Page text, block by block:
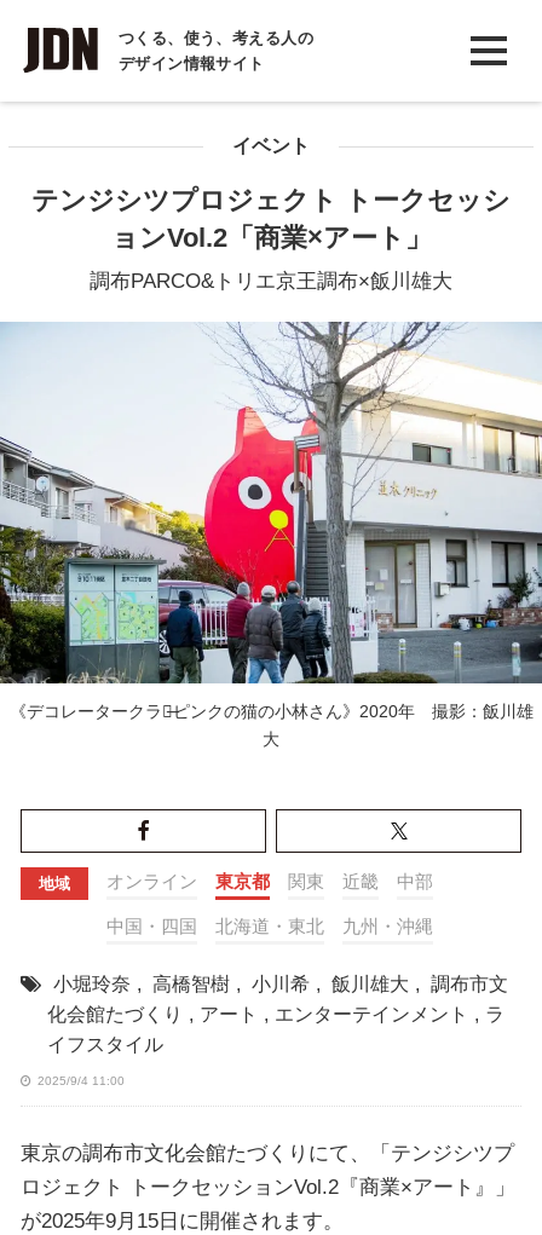
つくる、使う、考える人の
デザイン情報サイト
INTERVIEW
インタビュー
COLUMN
イベント
テンジシツプロジェクト トークセッシ
ョンVol.2「商業×アート」
調布PARCO&トリエ京王調布×飯川雄大
《デコレータークラブ̶ピンクの猫の小林さん》2020年 撮影：飯川雄
大
地域 オンライン 東京都 関東 近畿 中部
中国・四国 北海道・東北 九州・沖縄
小堀玲奈 , 高橋智樹 , 小川希 , 飯川雄大 , 調布市文
化会館たづくり , アート , エンターテインメント , ラ
イフスタイル
2025/9/4 11:00
東京の調布市文化会館たづくりにて、「テンジシツプ
ロジェクト トークセッションVol.2『商業×アート』」
が2025年9月15日に開催されます。